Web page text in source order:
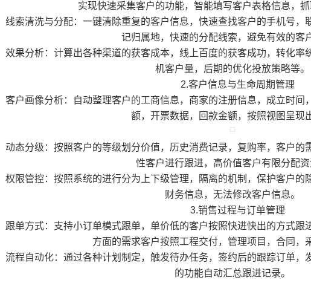
实现快速采集客户的功能，智能填写客户表格信息，抓
线索清洗与分配：一键清除重复的客户信息，快速查找客户的手机号，
记归属地，快速的分配线索，避免有效的客
效果分析：计算出各种渠道的获客成本，线上百度的获客成功，转化率
机客户量，后期的优化投放策略等。
2.客户信息与生命周期管理
客户画像分析：自动整理客户的工商信息，商家的注册信息，成立时间
额，开票数据，回款金额，按照视图呈现
动态分级：按照客户的等级划分价值，历史消费记录，复购率，客户的
性客户进行跟进，高价值客户有限分配资
权限管控：按照系统的进行分为上下级管理，隔离的机制，保护客户的
财务信息，无法修改客户信息。
3.销售过程与订单管理
跟单方式：支持小订单模式跟单，单价低的客户按照快进快出的方式跟
方面的需求客户按照工程交付，管理项目，合同，
流程自动化：通过各种计划制定，触发待办任务，签约后的跟踪订单，
的功能自动汇总跟进记录。